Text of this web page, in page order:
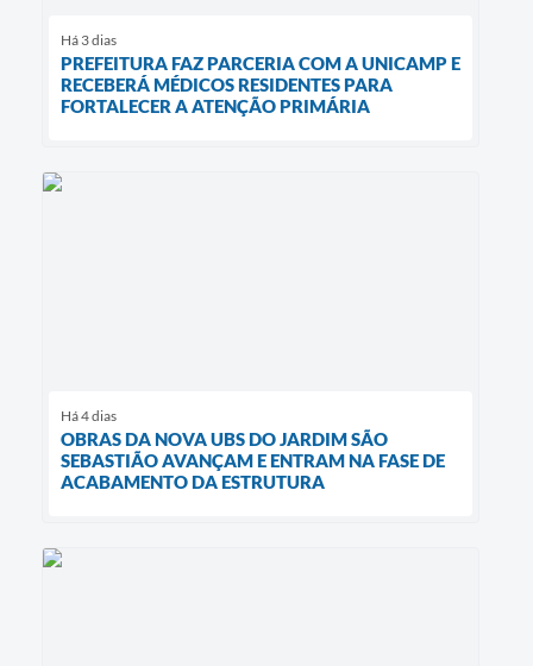
Há 3 dias
PREFEITURA FAZ PARCERIA COM A UNICAMP E
RECEBERÁ MÉDICOS RESIDENTES PARA
FORTALECER A ATENÇÃO PRIMÁRIA
Há 4 dias
OBRAS DA NOVA UBS DO JARDIM SÃO
SEBASTIÃO AVANÇAM E ENTRAM NA FASE DE
ACABAMENTO DA ESTRUTURA